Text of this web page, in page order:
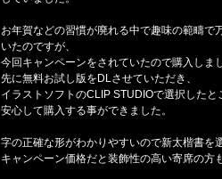
お年賀などの習慣が廃れる中で趣味の範疇で
いたのですが、
今回キャンペーンをされていたので購入しまし
先に無料お試し版をDLさせていただき、
イラストソフトのCLIP STUDIOで選択した
安心して購入する事ができました。
字の正確な形がわかりやすいので新太楷書を
キャンペーン価格だと装飾性の高い寄席の方